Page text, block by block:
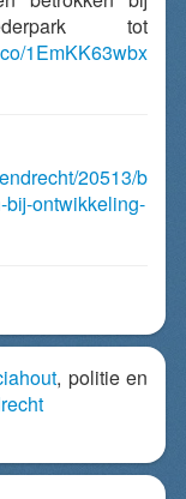
tot
1EmKK63wbx
20513/b
bij-ontwikkeling-
, politie en